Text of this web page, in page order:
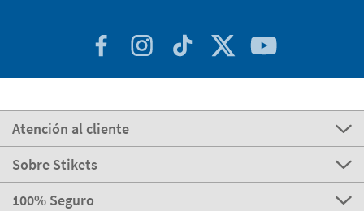
Atención al cliente
Sobre Stikets
100% Seguro